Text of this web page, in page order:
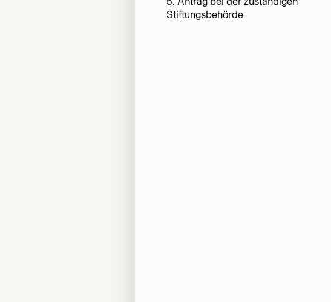
Stiftungsbehörde